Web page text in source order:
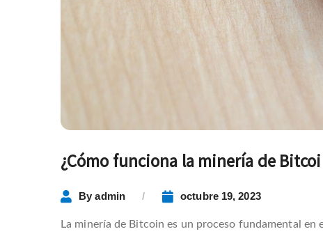
¿Cómo funciona la minería de
Byadmin octubre 19, 2023
La minería de Bitcoin es un proceso fundamental